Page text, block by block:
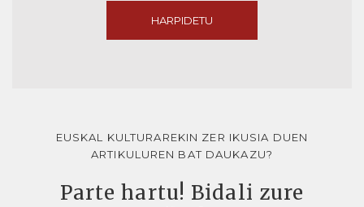
HARPIDETU
EUSKAL KULTURAREKIN ZER IKUSIA DUEN
ARTIKULUREN BAT DAUKAZU?
Parte hartu! Bidali zure